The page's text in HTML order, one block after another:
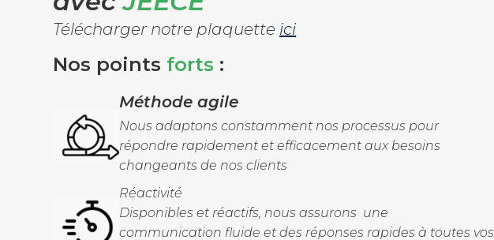
Télécharger notre plaquette ici
Nos points forts :
Méthode agile
Nous adaptons constamment nos processus pour
répondre rapidement et efficacement aux besoins
changeants de nos clients
Réactivité
Disponibles et réactifs, nous assurons une
communication fluide et des réponses rapides à toutes vos